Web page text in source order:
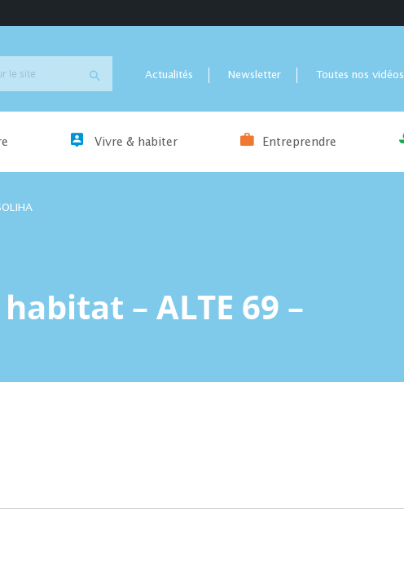
Actualités Newsletter Toutes nos vidéos
Vivre & habiter Entreprendre
– ALTE 69 –